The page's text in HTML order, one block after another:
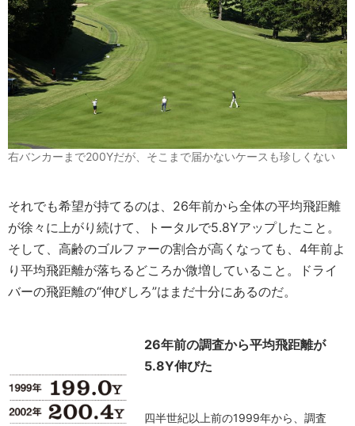
右バンカーまで200Yだが、そこまで届かないケースも珍しくない
それでも希望が持てるのは、26年前から全体の平均飛距離
が徐々に上がり続けて、トータルで5.8Yアップしたこと。
そして、高齢のゴルファーの割合が高くなっても、4年前よ
り平均飛距離が落ちるどころか微増していること。ドライ
バーの飛距離の“伸びしろ”はまだ十分にあるのだ。
26年前の調査から平均飛距離が
5.8Y伸びた
四半世紀以上前の1999年から、調査